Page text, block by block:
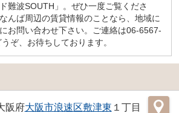
難波SOUTH」。ぜひ一度ご覧くださ
んば周辺の賃貸情報のことなら、地域に
お問い合わせ下さい。ご連絡は06-6567-
ぞ、お待ちしております。
阪府大阪市浪速区敷津東 １丁目